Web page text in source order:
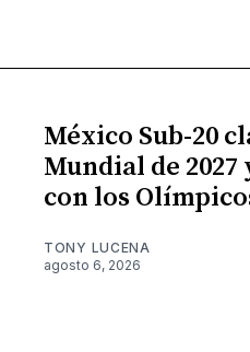
México Sub-20
Mundial de 2027
con los
TONY LUCENA
agosto 6, 2026